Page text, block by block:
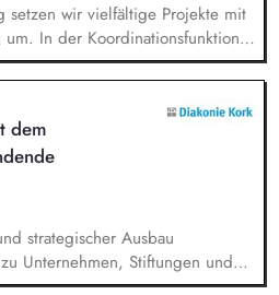
setzen wir vielfältige Projekte mit
In der Koordinationsfunktion
Drittmitteln sicher, sorgst für
und ermöglichst, dass
eingesetzt werden. -
und geeigneter neuer
Pädagogik bei
von Mittelbeantragung,
inkl. Dokumentation -
Zuordnung sowie
- Buchhalterische
und Kontrolle von
dem
strategischer Ausbau
Unternehmen, Stiftungen und
Entwicklung und Umsetzung